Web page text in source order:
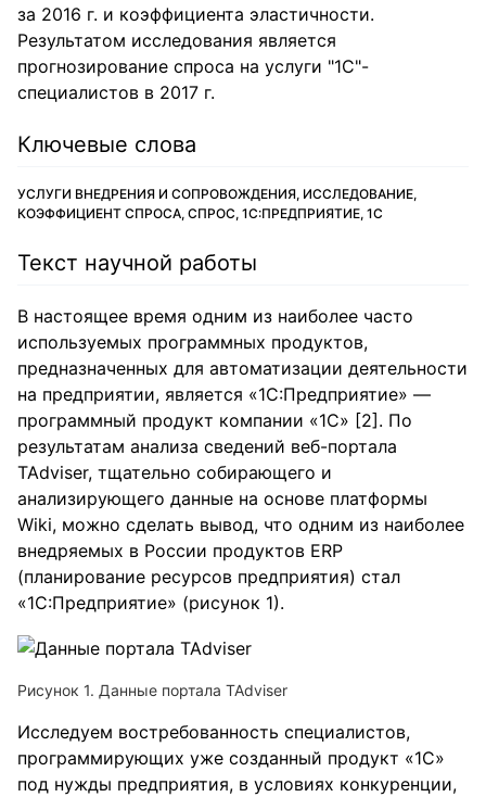
за 2016 г. и коэффициента эластичности.
Результатом исследования является
прогнозирование спроса на услуги "1С"-
специалистов в 2017 г.
Ключевые слова
УСЛУГИ ВНЕДРЕНИЯ И СОПРОВОЖДЕНИЯ, ИССЛЕДОВАНИЕ,
КОЭФФИЦИЕНТ СПРОСА, СПРОС, 1С:ПРЕДПРИЯТИЕ, 1С
Текст научной работы
В настоящее время одним из наиболее часто
используемых программных продуктов,
предназначенных для автоматизации деятельности
на предприятии, является «1С:Предприятие» —
программный продукт компании «1С» [2]. По
результатам анализа сведений веб-портала
TAdviser, тщательно собирающего и
анализирующего данные на основе платформы
Wiki, можно сделать вывод, что одним из наиболее
внедряемых в России продуктов ERP
(планирование ресурсов предприятия) стал
«1С:Предприятие» (рисунок 1).
Рисунок 1. Данные портала TAdviser
Исследуем востребованность специалистов,
программирующих уже созданный продукт «1С»
под нужды предприятия, в условиях конкуренции,